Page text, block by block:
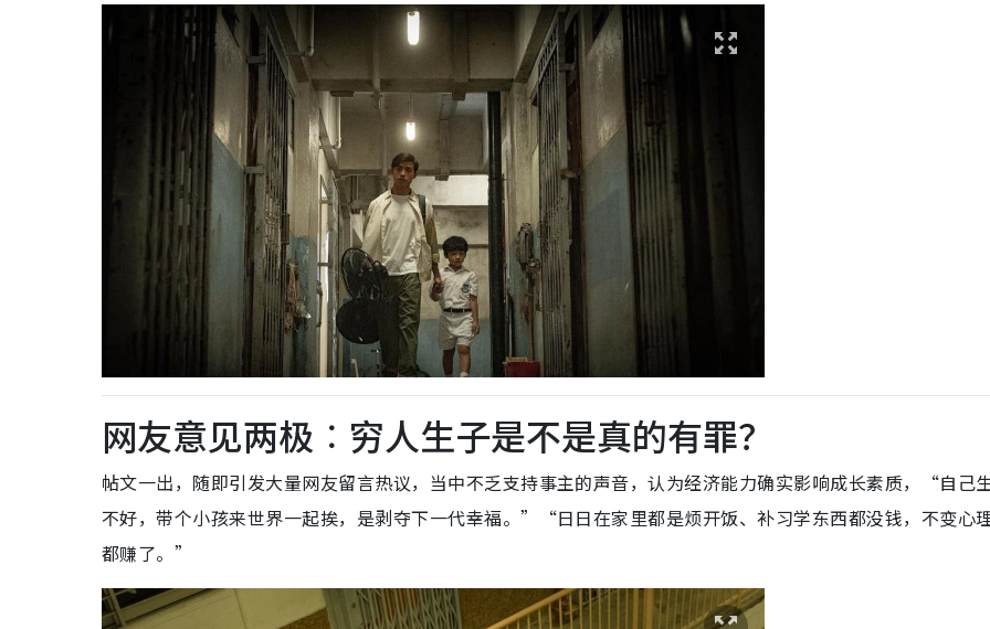
网友意见两极︰穷人生子是不是真的有罪？
帖文一出，随即引发大量网友留言热议，当中不乏支持事主的声音，认为经济能力确实影响成长素质，“自己
不好，带个小孩来世界一起挨，是剥夺下一代幸福。”“日日在家里都是烦开饭、补习学东西都没钱，不变心
都赚了。”